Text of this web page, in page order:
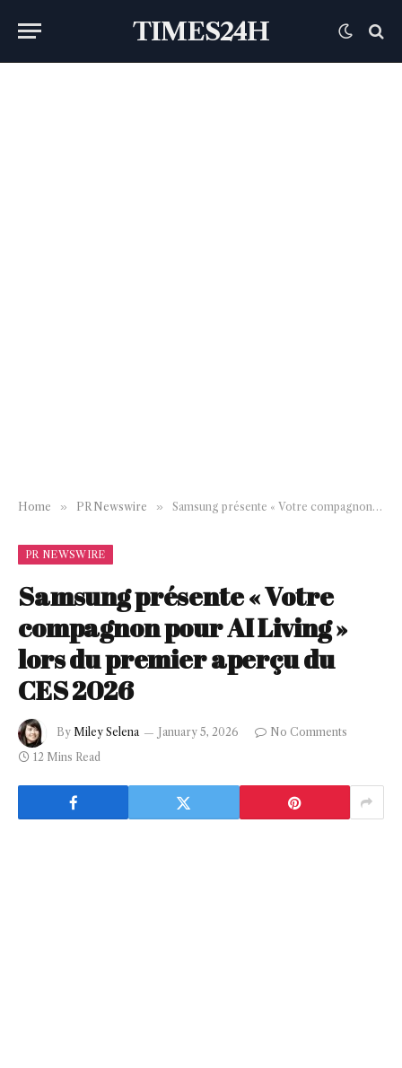
TIMES24H
Home » PR Newswire » Samsung présente « Votre compagnon pour AI Living » lors du premier aperçu du CES 2026
PR NEWSWIRE
Samsung présente « Votre
compagnon pour AI Living »
lors du premier aperçu du
CES 2026
By Miley Selena January 5, 2026
No Comments
12 Mins Read